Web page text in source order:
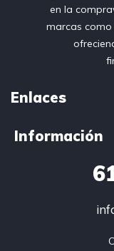
en la
marcas como
Enlaces
Información